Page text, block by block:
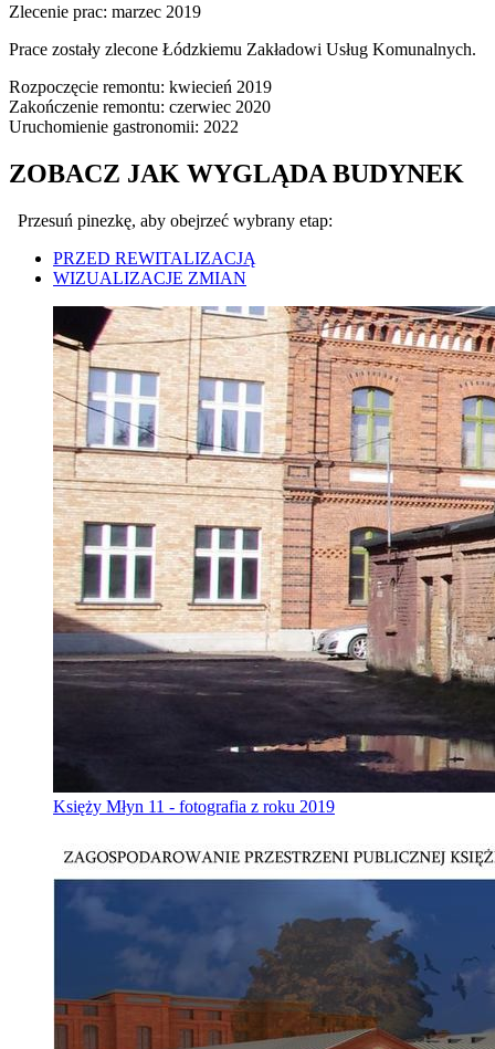
Zlecenie prac: marzec 2019
Prace zostały zlecone Łódzkiemu Zakładowi Usług Komunalnych.
Rozpoczęcie remontu: kwiecień 2019
Zakończenie remontu: czerwiec 2020
Uruchomienie gastronomii: 2022
ZOBACZ JAK WYGLĄDA BUDYNEK
Przesuń pinezkę, aby obejrzeć wybrany etap:
PRZED REWITALIZACJĄ
WIZUALIZACJE ZMIAN
Księży Młyn 11 - fotografia z roku 2019